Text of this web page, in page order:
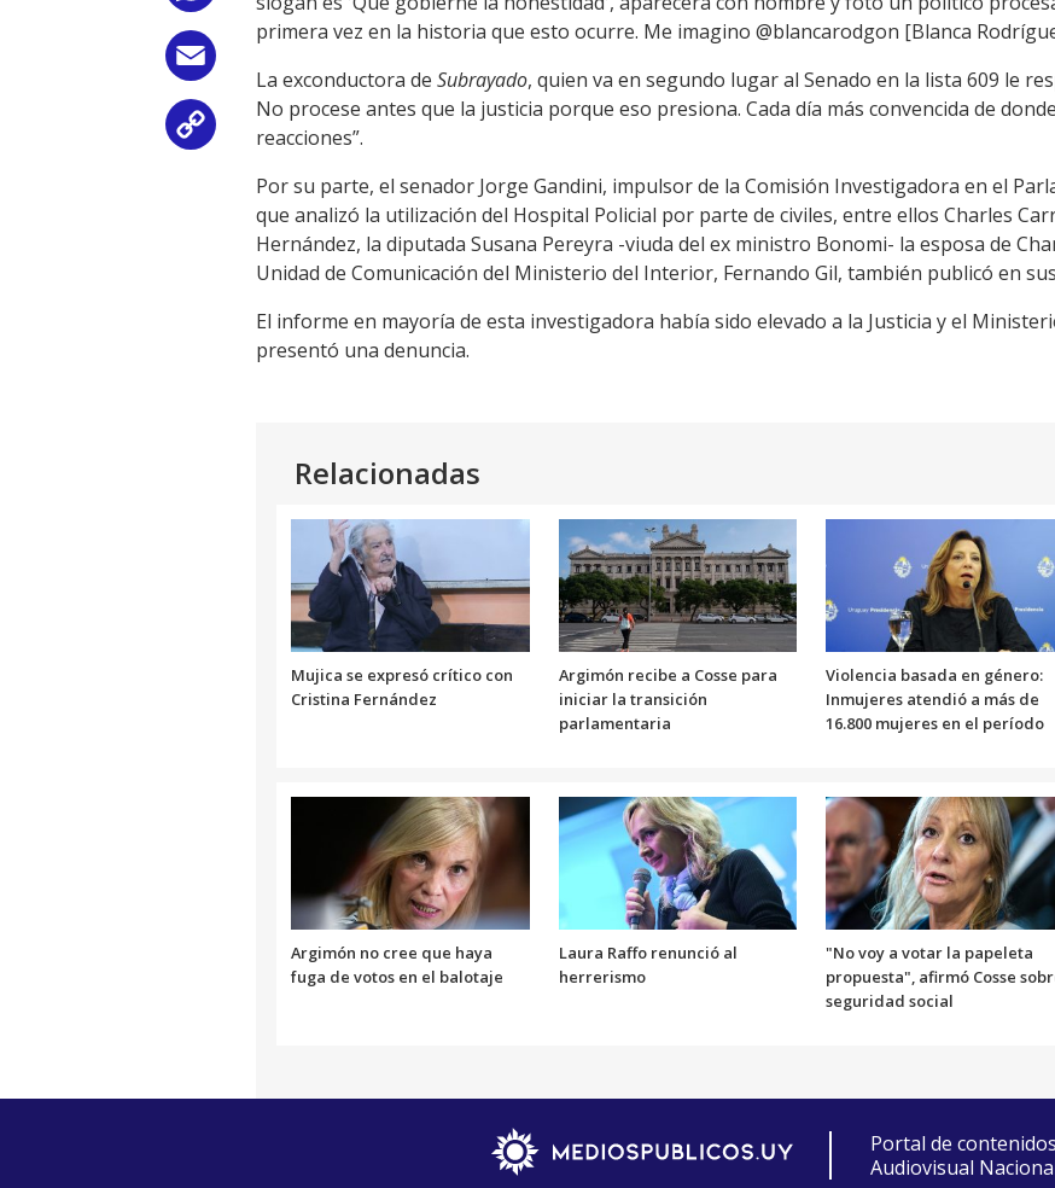
Copy
Link
primera vez en la historia que esto ocurre. Me imagino @blancarodgon [Blanca
La exconductora de Subrayado, quien va en segundo lugar al Senado en la lista 609 le
No procese antes que la justicia porque eso presiona. Cada día más convencida de
reacciones”.
Por su parte, el senador Jorge Gandini, impulsor de la Comisión Investigadora en el
que analizó la utilización del Hospital Policial por parte de civiles, entre ellos Charles
Hernández, la diputada Susana Pereyra -viuda del ex ministro Bonomi- la esposa de
Unidad de Comunicación del Ministerio del Interior, Fernando Gil, también publicó en
El informe en mayoría de esta investigadora había sido elevado a la Justicia y el
presentó una denuncia.
Relacionadas
Mujica se expresó crítico con
Cristina Fernández
Argimón recibe a Cosse para
iniciar la transición
parlamentaria
Violencia basada en género:
Inmujeres atendió a más de
16.800 mujeres en el período
Argimón no cree que haya
fuga de votos en el balotaje
Laura Raffo renunció al
herrerismo
"No voy a votar la papeleta
propuesta", afirmó Cosse
seguridad social
Portal de
Audiovisual